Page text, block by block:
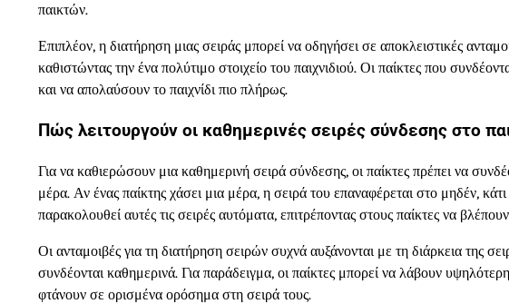
παικτών.
Επιπλέον, η διατήρηση μιας σειράς μπορεί να οδηγήσει σε αποκλειστικές
καθιστώντας την ένα πολύτιμο στοιχείο του παιχνιδιού. Οι παίκτες που
και να απολαύσουν το παιχνίδι πιο πλήρως.
Πώς λειτουργούν οι καθημερινές σειρές σύνδεσης στο
Για να καθιερώσουν μια καθημερινή σειρά σύνδεσης, οι παίκτες πρέπει να
μέρα. Αν ένας παίκτης χάσει μια μέρα, η σειρά του επαναφέρεται στο μηδέν,
παρακολουθεί αυτές τις σειρές αυτόματα, επιτρέποντας στους παίκτες να
Οι ανταμοιβές για τη διατήρηση σειρών συχνά αυξάνονται με τη διάρκεια της
συνδέονται καθημερινά. Για παράδειγμα, οι παίκτες μπορεί να λάβουν
φτάνουν σε ορισμένα ορόσημα στη σειρά τους.